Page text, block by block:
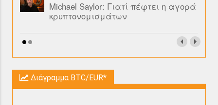
Michael Saylor: Γιατί πέφτει η αγορά
κρυπτονομισμάτων
Διάγραμμα BTC/EUR*